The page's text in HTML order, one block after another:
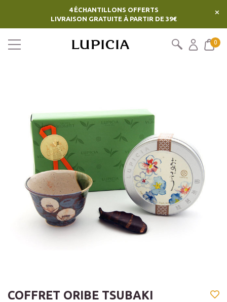
4 ÉCHANTILLONS OFFERTS
LIVRAISON GRATUITE À PARTIR DE 39€
×
0
COFFRET ORIBE TSUBAKI